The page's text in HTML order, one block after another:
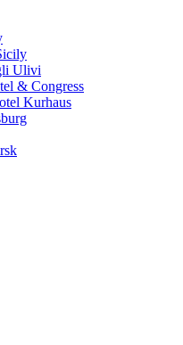
Ulivi
& Congress
Kurhaus